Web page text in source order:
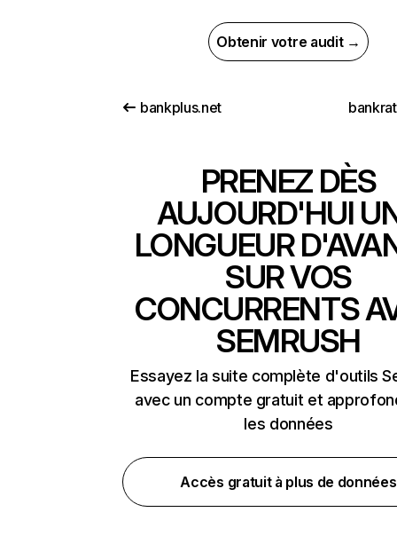
Obtenir votre audit →
bankplus.net
PRENEZ DÈS
AUJOURD'HUI
LONGUEUR
SUR VOS
CONCURRENTS
SEMRUSH
Essayez la suite complète d'outils
avec un compte gratuit et
les données
Accès gratuit à plus de données